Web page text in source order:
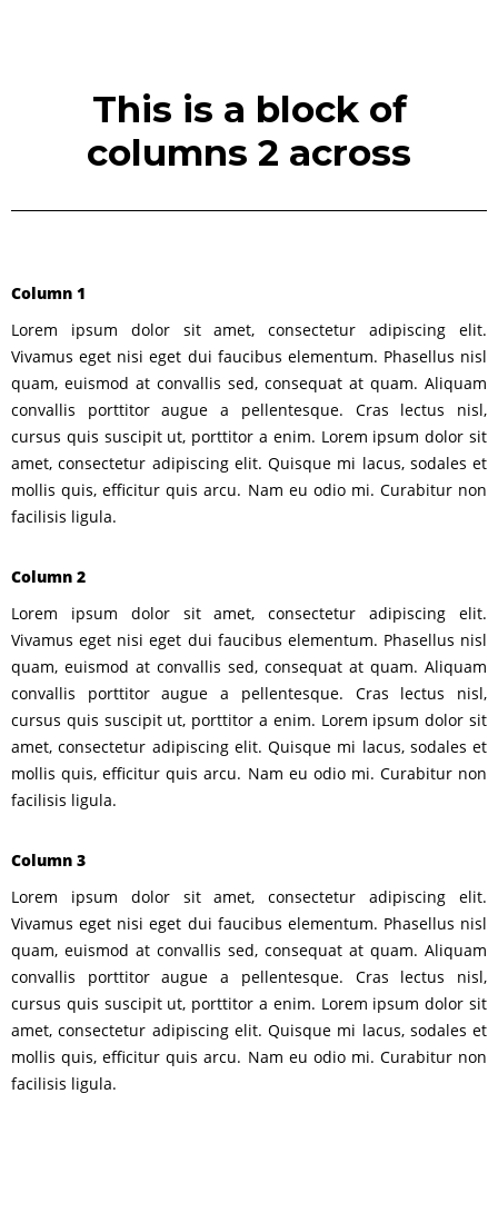
This is a block of
columns 2 across
Column 1
Lorem ipsum dolor sit amet, consectetur adipiscing elit.
Vivamus eget nisi eget dui faucibus elementum. Phasellus nisl
quam, euismod at convallis sed, consequat at quam. Aliquam
convallis porttitor augue a pellentesque. Cras lectus nisl,
cursus quis suscipit ut, porttitor a enim. Lorem ipsum dolor sit
amet, consectetur adipiscing elit. Quisque mi lacus, sodales et
mollis quis, efficitur quis arcu. Nam eu odio mi. Curabitur non
facilisis ligula.
Column 2
Lorem ipsum dolor sit amet, consectetur adipiscing elit.
Vivamus eget nisi eget dui faucibus elementum. Phasellus nisl
quam, euismod at convallis sed, consequat at quam. Aliquam
convallis porttitor augue a pellentesque. Cras lectus nisl,
cursus quis suscipit ut, porttitor a enim. Lorem ipsum dolor sit
amet, consectetur adipiscing elit. Quisque mi lacus, sodales et
mollis quis, efficitur quis arcu. Nam eu odio mi. Curabitur non
facilisis ligula.
Column 3
Lorem ipsum dolor sit amet, consectetur adipiscing elit.
Vivamus eget nisi eget dui faucibus elementum. Phasellus nisl
quam, euismod at convallis sed, consequat at quam. Aliquam
convallis porttitor augue a pellentesque. Cras lectus nisl,
cursus quis suscipit ut, porttitor a enim. Lorem ipsum dolor sit
amet, consectetur adipiscing elit. Quisque mi lacus, sodales et
mollis quis, efficitur quis arcu. Nam eu odio mi. Curabitur non
facilisis ligula.